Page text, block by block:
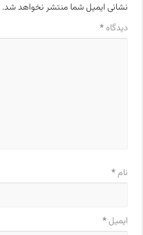
نشانی ایمیل شما منتشر نخواهد شد.
دیدگاه*
نام*
ایمیل*